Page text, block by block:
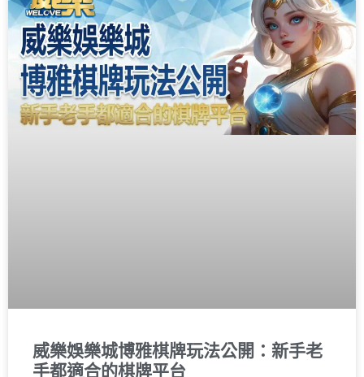
威樂娛樂城博雅棋牌玩法公開：新手老
手都適合的棋牌平台